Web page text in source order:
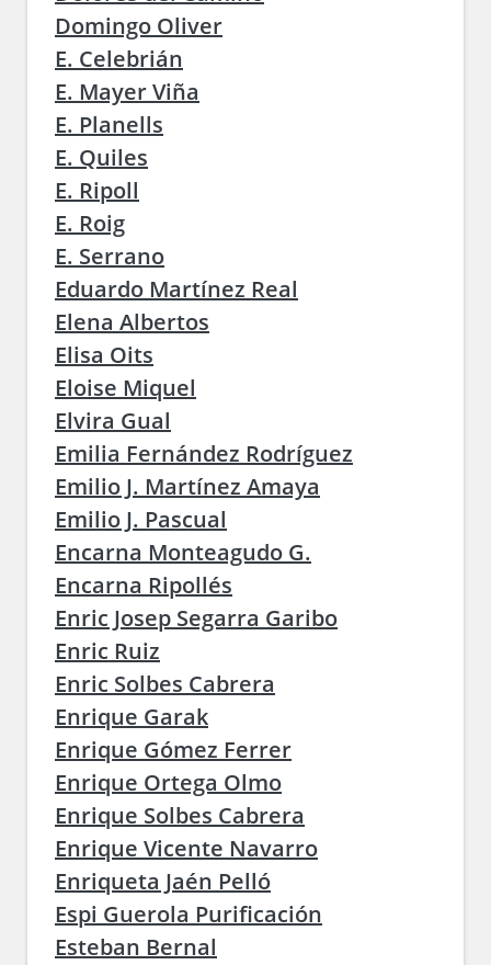
Domingo Oliver
E. Celebrián
E. Mayer Viña
E. Planells
E. Quiles
E. Ripoll
E. Roig
E. Serrano
Eduardo Martínez Real
Elena Albertos
Elisa Oits
Eloise Miquel
Elvira Gual
Emilia Fernández Rodríguez
Emilio J. Martínez Amaya
Emilio J. Pascual
Encarna Monteagudo G.
Encarna Ripollés
Enric Josep Segarra Garibo
Enric Ruiz
Enric Solbes Cabrera
Enrique Garak
Enrique Gómez Ferrer
Enrique Ortega Olmo
Enrique Solbes Cabrera
Enrique Vicente Navarro
Enriqueta Jaén Pelló
Espi Guerola Purificación
Esteban Bernal